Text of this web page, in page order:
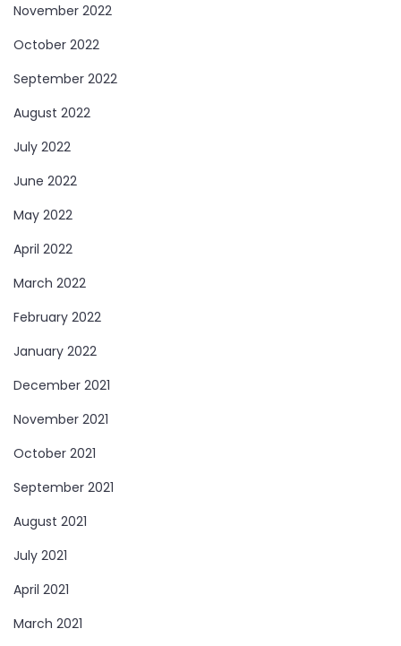
November 2022
October 2022
September 2022
August 2022
July 2022
June 2022
May 2022
April 2022
March 2022
February 2022
January 2022
December 2021
November 2021
October 2021
September 2021
August 2021
July 2021
April 2021
March 2021